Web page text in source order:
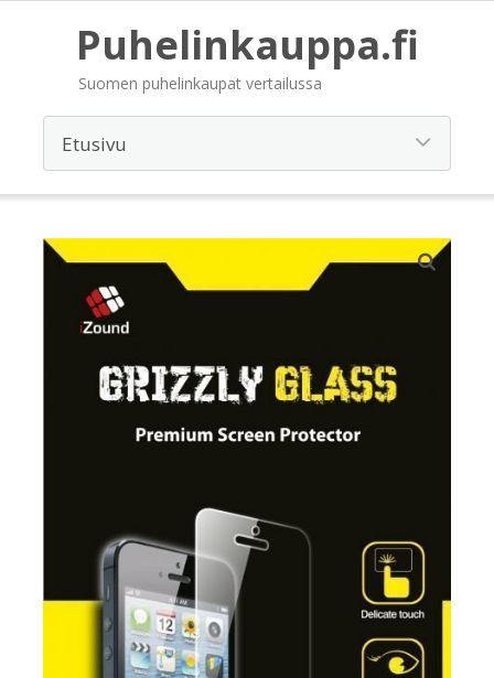
Puhelinkauppa.fi
Suomen puhelinkaupat vertailussa